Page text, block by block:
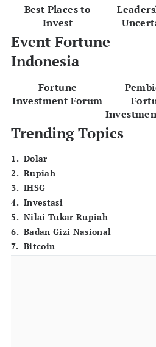
Best Places to
Invest
Event Fortune
Indonesia
Fortune
Investment Forum
Trending Topics
1. Dolar
2. Rupiah
3. IHSG
4. Investasi
5. Nilai Tukar Rupiah
6. Badan Gizi Nasional
7. Bitcoin